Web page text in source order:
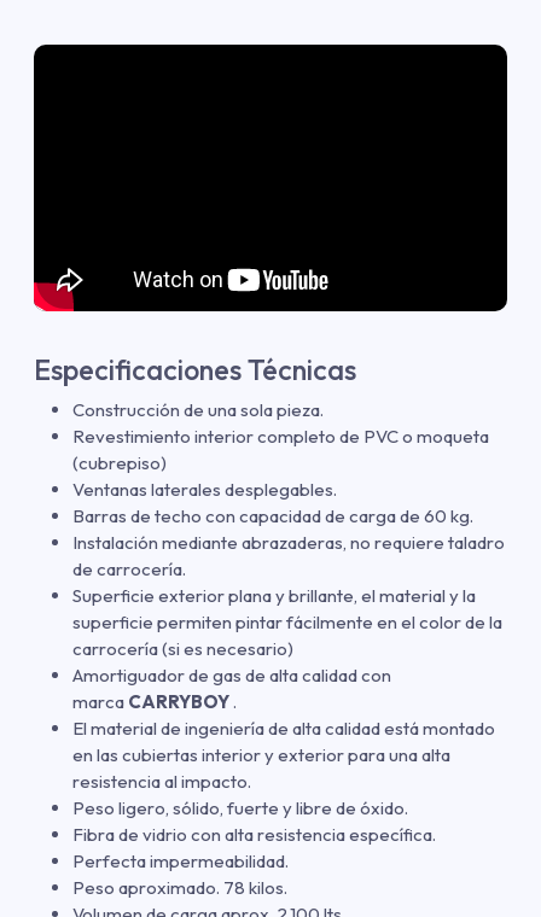
Especificaciones Técnicas
Construcción de una sola pieza.
Revestimiento interior completo de PVC o moqueta
(cubrepiso)
Ventanas laterales desplegables.
Barras de techo con capacidad de carga de 60 kg.
Instalación mediante abrazaderas, no requiere taladro
de carrocería.
Superficie exterior plana y brillante, el material y la
superficie permiten pintar fácilmente en el color de la
carrocería (si es necesario)
Amortiguador de gas de alta calidad con
marca CARRYBOY .
El material de ingeniería de alta calidad está montado
en las cubiertas interior y exterior para una alta
resistencia al impacto.
Peso ligero, sólido, fuerte y libre de óxido.
Fibra de vidrio con alta resistencia específica.
Perfecta impermeabilidad.
Peso aproximado. 78 kilos.